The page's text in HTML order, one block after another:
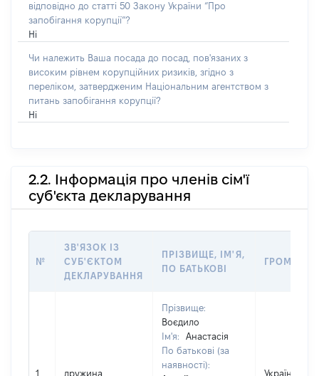
відповідно до статті 50 Закону України “Про
запобігання корупції”?
Ні
Чи належить Ваша посада до посад, пов'язаних з
високим рівнем корупційних ризиків, згідно з
переліком, затвердженим Національним агентством з
питань запобігання корупції?
Ні
2.2. Інформація про членів сім'ї
суб'єкта декларування
№
ЗВ'ЯЗОК ІЗ
СУБ'ЄКТОМ
ДЕКЛАРУВАННЯ
ПРІЗВИЩЕ, ІМ'Я,
ПО БАТЬКОВІ
1 дружина
Прізвище:
Воєдило
Ім'я:
Анастасія
По батькові (за
наявності):
Україна